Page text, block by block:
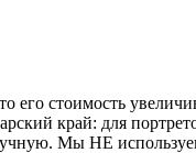
его стоимость
край: для
Мы НЕ